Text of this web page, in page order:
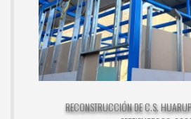
RECONSTRUCCIÓN DE C.S.